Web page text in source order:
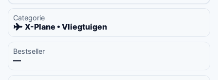
Categorie
X-Plane • Vliegtuigen
Bestseller
—